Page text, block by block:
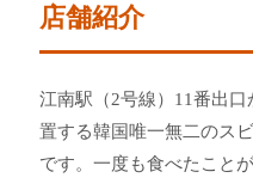
店舗紹介
江南駅（2号線）11番出
置する韓国唯一無二のス
です。一度も食べたこと